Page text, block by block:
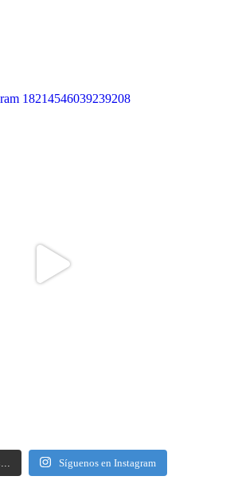
Síguenos en Instagram